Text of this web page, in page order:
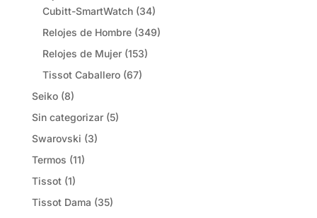
Cubitt-SmartWatch (34)
Relojes de Hombre (349)
Relojes de Mujer (153)
Tissot Caballero (67)
Seiko (8)
Sin categorizar (5)
Swarovski (3)
Termos (11)
Tissot (1)
Tissot Dama (35)